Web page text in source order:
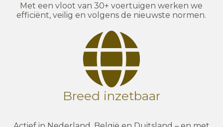
Met een vloot van 30+ voertuigen werken we
efficiënt, veilig en volgens de nieuwste normen.
Breed inzetbaar